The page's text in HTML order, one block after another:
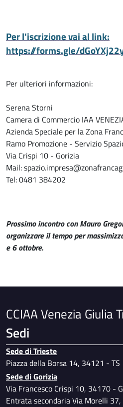
Per l'iscrizione vai al link:
https://forms.gle/
Per ulteriori informazioni:
Serena Storni
Camera di Commercio IAA
Azienda Speciale per la Zona
Ramo Promozione - Servizio
Via Crispi 10 - Gorizia
Mail:
Tel: 0481 384202
Prossimo incontro con Mauro
organizzare il tempo per
e 6 ottobre.
CCIAA Venezia Giulia
Sedi
Sede di Trieste
Piazza della Borsa 14, 34121 - TS
Sede di Gorizia
Via Francesco Crispi 10, 34170 -
Entrata secondaria Via Morelli